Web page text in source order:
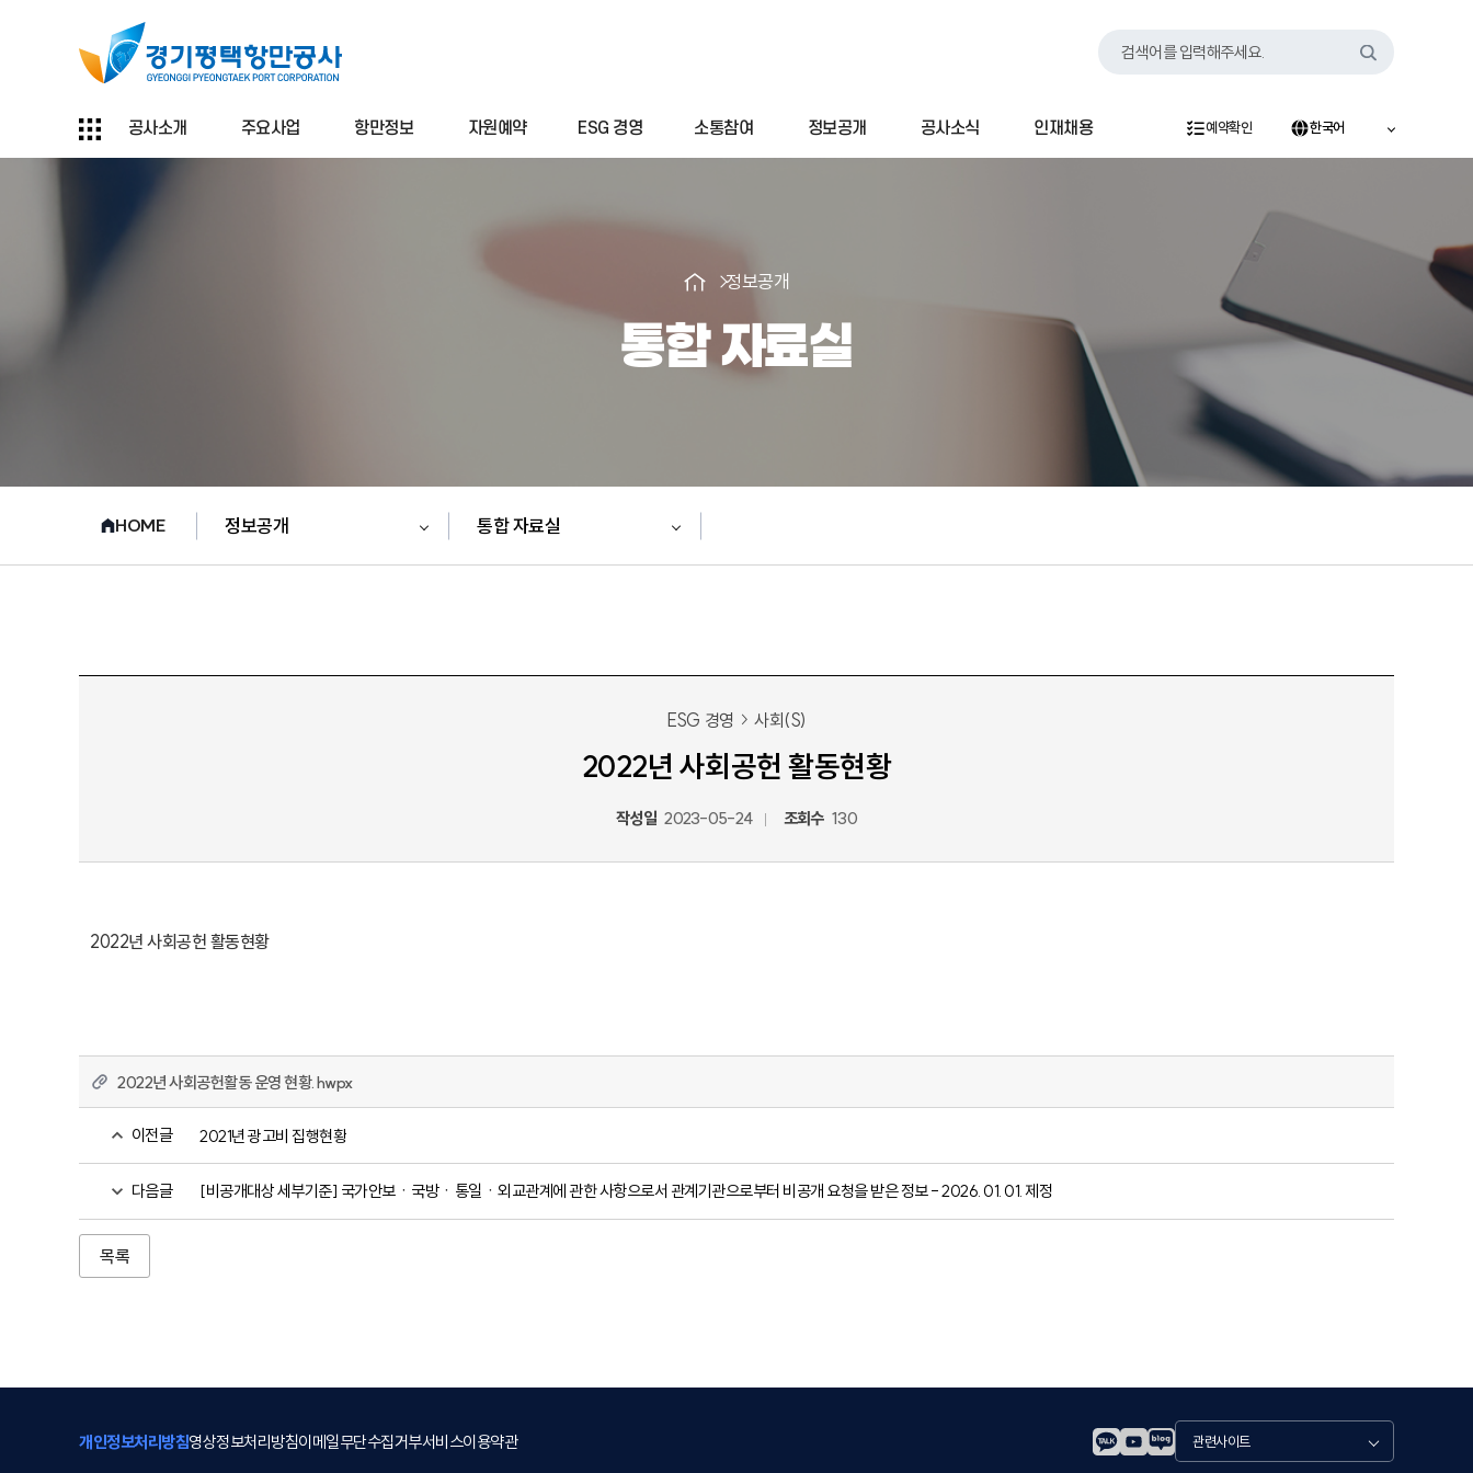
검색어를 입력해주세요.
공사소개 주요사업 항만정보 자원예약 ESG 경영 소통참여 정보공개 공사소식 인재채용 예약확인 한국어
정보공개
통합 자료실
HOME 정보공개 통합 자료실
ESG 경영 사회(S)
2022년 사회공헌 활동현황
작성일 2023-05-24 조회수 130
2022년 사회공헌 활동현황
2022년 사회공헌활동 운영 현황.hwpx
이전글 2021년 광고비 집행현황
다음글 [비공개대상 세부기준] 국가안보ㆍ국방ㆍ통일ㆍ외교관계에 관한 사항으로서 관계기관으로부터 비공개 요청을 받은 정보 - 2026. 01. 01. 제정
목록
개인정보처리방침영상정보처리방침이메일무단수집거부서비스이용약관
관
련